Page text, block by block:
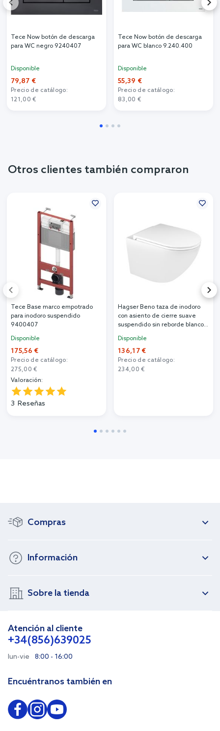
Tece Now botón de descarga
para WC negro 9240407
Disponible
79,87 €
Precio de catálogo:
121,00 €
Tece Now botón de descarga
para WC blanco 9.240.400
Disponible
55,39 €
Precio de catálogo:
83,00 €
Otros clientes también compraron
Tece Base marco empotrado
para inodoro suspendido
9400407
Disponible
175,56 €
Precio de catálogo:
275,00 €
Valoración:
3 Reseñas
Hagser Beno taza de inodoro
con asiento de cierre suave
suspendido sin reborde blanco
Disponible
136,17 €
Precio de catálogo:
234,00 €
Compras
Información
Sobre la tienda
Atención al cliente
+34(856)639025
lun-vie 8:00 - 16:00
Encuéntranos también en